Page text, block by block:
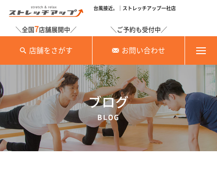
台風接近。｜ストレッチアップ一社店
＼全国7店舗展開中／
店舗をさがす
＼ご予約も受付中／
お問い合わせ
ブログ
BLOG